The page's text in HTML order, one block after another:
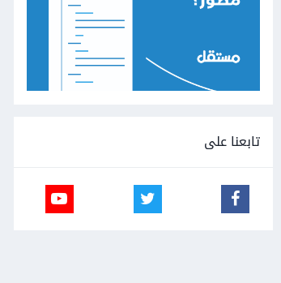
تابعنا على